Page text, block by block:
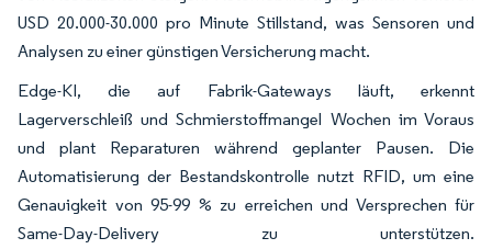
USD 20.000-30.000 pro Minute Stillstand, was Sensoren und
Analysen zu einer günstigen Versicherung macht.
Edge-KI, die auf Fabrik-Gateways läuft, erkennt
Lagerverschleiß und Schmierstoffmangel Wochen im Voraus
und plant Reparaturen während geplanter Pausen. Die
Automatisierung der Bestandskontrolle nutzt RFID, um eine
Genauigkeit von 95-99 % zu erreichen und Versprechen für
Same-Day-Delivery zu unterstützen.